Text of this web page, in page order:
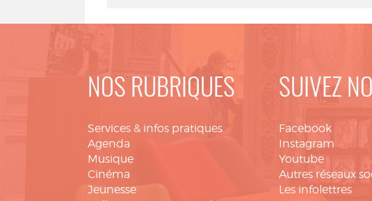
NOS RUBRIQUES
Services & infos pratiques
Agenda
Musique
Cinéma
Jeunesse
SUIVEZ
Facebook
Instagram
Youtube
Autres réseaux
Les infolettres